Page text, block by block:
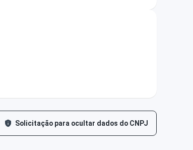
Solicitação para ocultar dados do CNPJ